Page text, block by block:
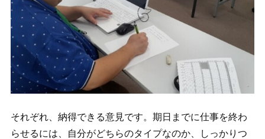
それぞれ、納得できる意見です。期日までに仕事を終わ
らせるには、自分がどちらのタイプなのか、しっかりつ